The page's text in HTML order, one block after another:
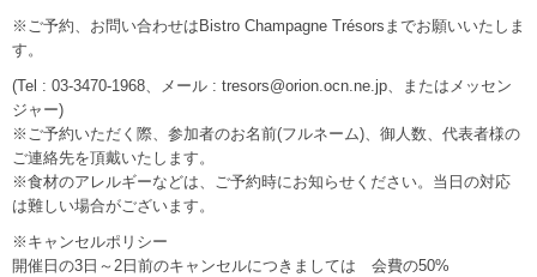
※ご予約、お問い合わせはBistro Champagne Trésorsまでお願いいたしま
す。
(Tel : 03-3470-1968、メール : tresors@orion.ocn.ne.jp、またはメッセン
ジャー)
※ご予約いただく際、参加者のお名前(フルネーム)、御人数、代表者様の
ご連絡先を頂戴いたします。
※食材のアレルギーなどは、ご予約時にお知らせください。当日の対応
は難しい場合がございます。
※キャンセルポリシー
開催日の3日～2日前のキャンセルにつきましては 会費の50%